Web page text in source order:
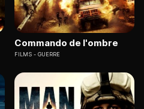
Commando de l'ombre
FILMS GUERRE